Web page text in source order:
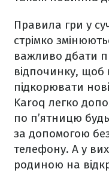
Правила гри у
стрімко
важливо дбати
відпочинку, щоб
підкорювати
Karoq легко
по п’ятницю будь
за допомогою
телефону. А у
родиною на